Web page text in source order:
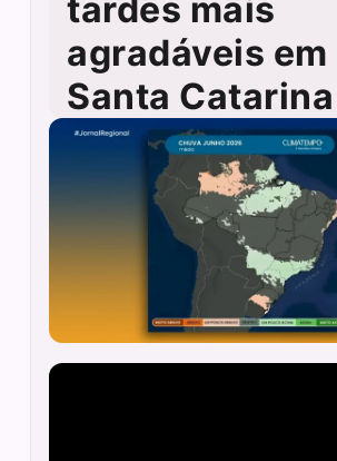
tardes mais
agradáveis em
Santa Catarina